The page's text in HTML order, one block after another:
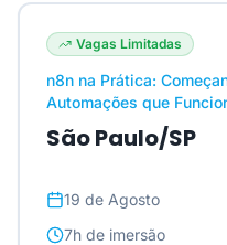
Vagas Limitadas
n8n na Prática:
Automações que
São Paulo/SP
19 de Agosto
7h de imersão